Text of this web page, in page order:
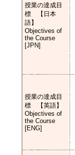
授業の達成目
標 【日本
語】
Objectives of
the Course
[JPN]
授業の達成目
標 【英語】
Objectives of
the Course
[ENG]